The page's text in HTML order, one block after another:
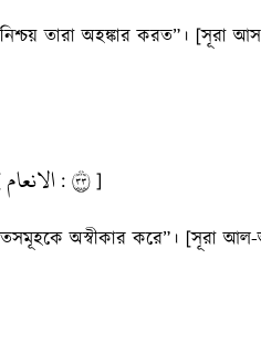
তারা অহঙ্কার করত”। [সূরা
الانعام : ٣٣]
অস্বীকার করে”। [সূরা